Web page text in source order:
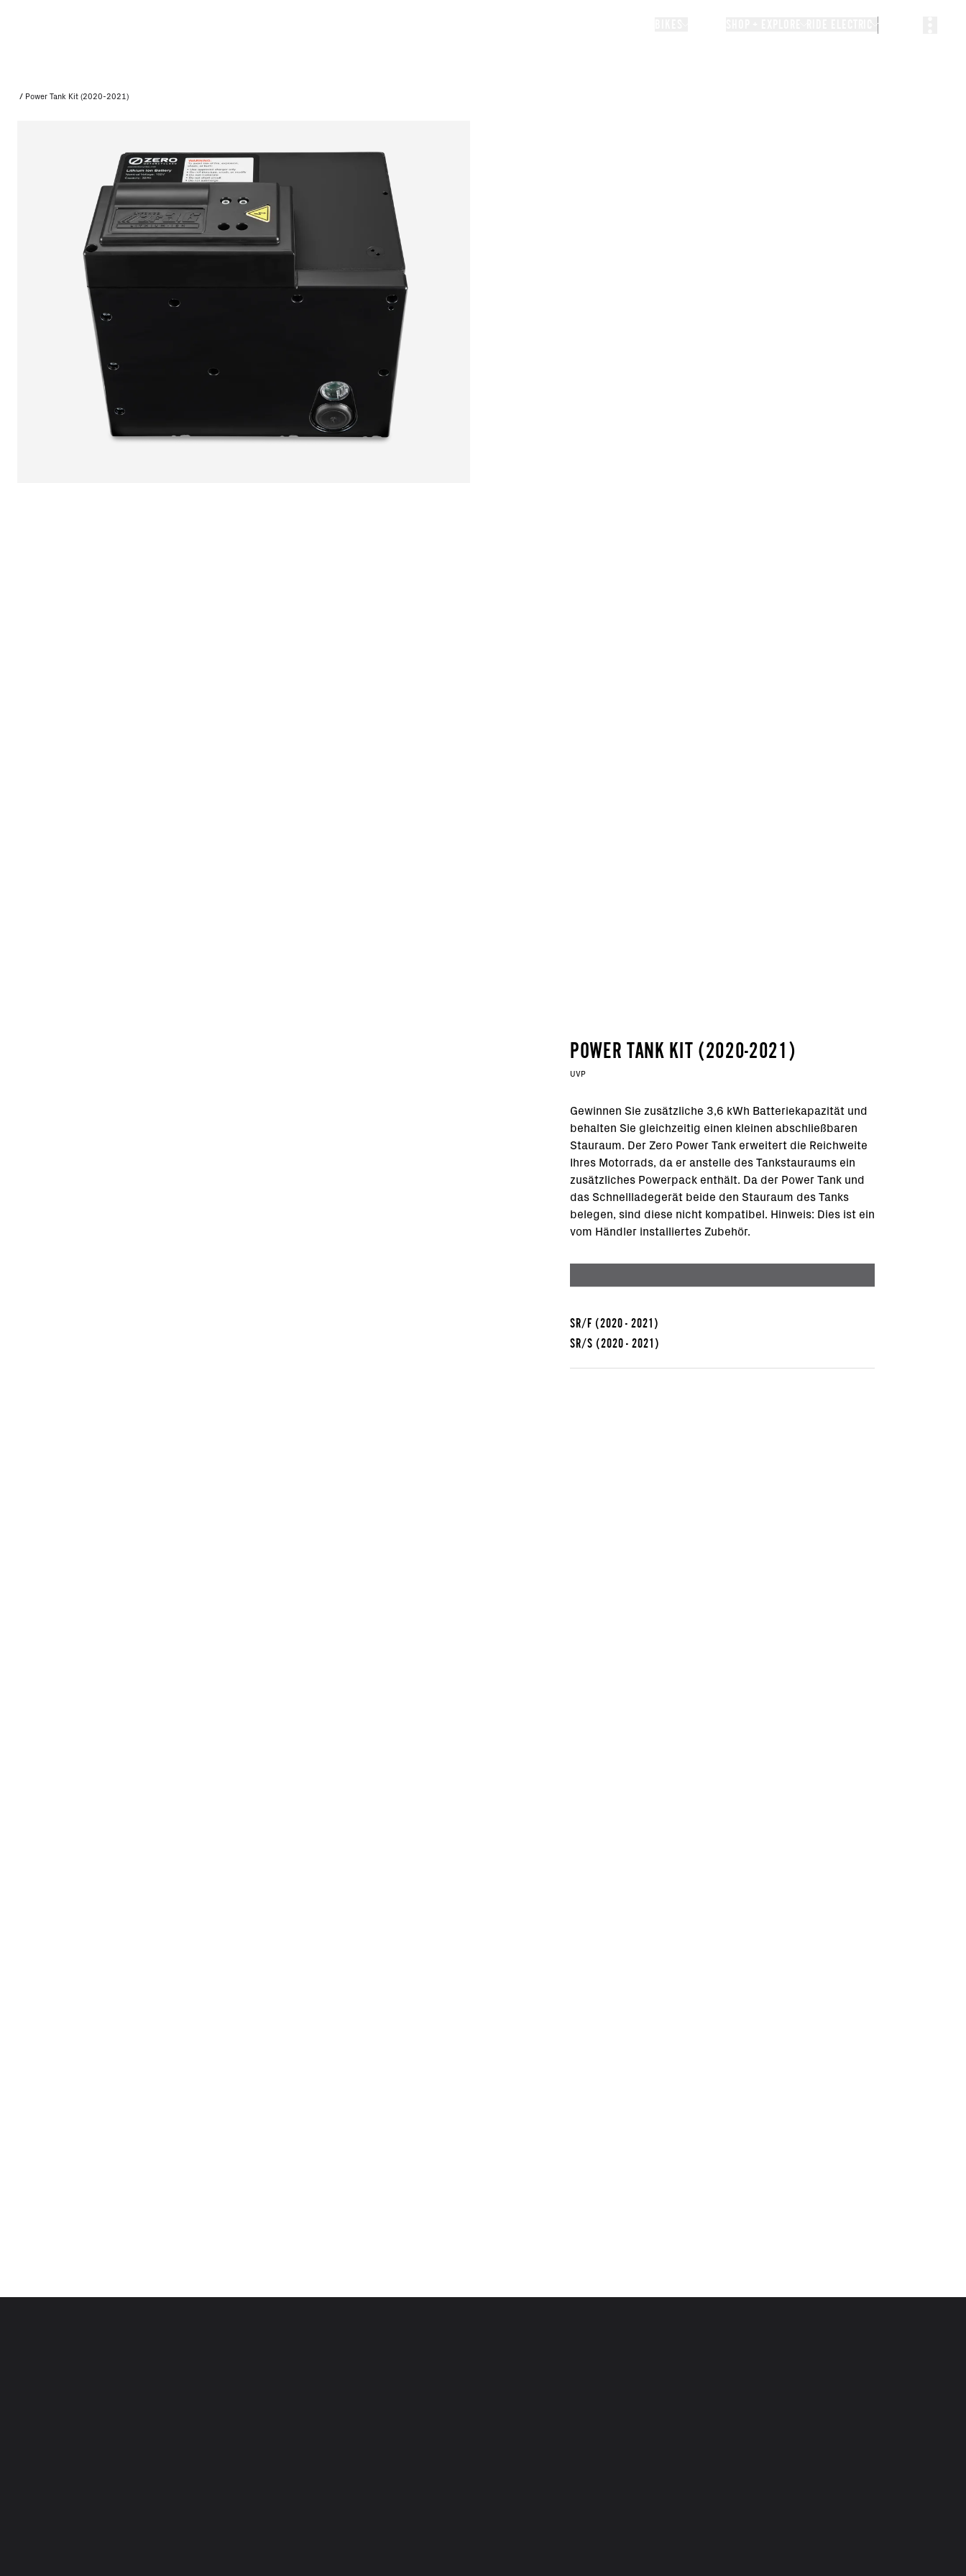
/ Power Tank Kit (2020-2021)
POWER TANK KIT (2020-2021)
UVP
Gewinnen Sie zusätzliche 3,6 kWh Batteriekapazität und
behalten Sie gleichzeitig einen kleinen abschließbaren
Stauraum. Der Zero Power Tank erweitert die Reichweite
Ihres Motorrads, da er anstelle des Tankstauraums ein
zusätzliches Powerpack enthält. Da der Power Tank und
das Schnellladegerät beide den Stauraum des Tanks
belegen, sind diese nicht kompatibel. Hinweis: Dies ist ein
vom Händler installiertes Zubehör.
SR/F (2020 - 2021)
SR/S (2020 - 2021)